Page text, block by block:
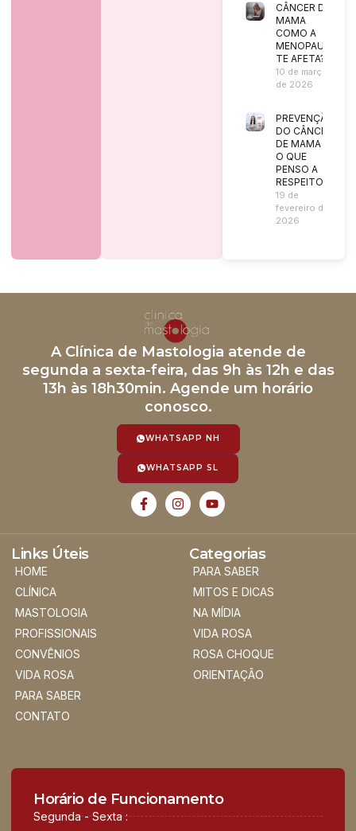
CÂNCER DE
MAMA
COMO A
MENOPAUSA
TE AFETA?
10 de março
de 2026
PREVENÇÃO
DO CÂNCER
DE MAMA |
O QUE
PENSO A
RESPEITO?
19 de
fevereiro de
2026
A Clínica de Mastologia atende de
segunda a sexta-feira, das 9h às 12h e das
13h às 18h30min. Agende um horário
conosco.
WHATSAPP NH
WHATSAPP SL
Links Úteis
HOME
CLÍNICA
MASTOLOGIA
PROFISSIONAIS
CONVÊNIOS
VIDA ROSA
PARA SABER
CONTATO
Categorias
PARA SABER
MITOS E DICAS
NA MÍDIA
VIDA ROSA
ROSA CHOQUE
ORIENTAÇÃO
Horário de Funcionamento
Segunda - Sexta :